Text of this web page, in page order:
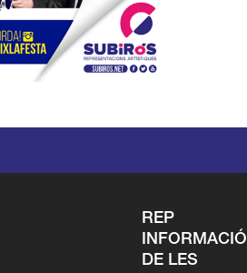
REP
INFORMACIÓ
DE LES